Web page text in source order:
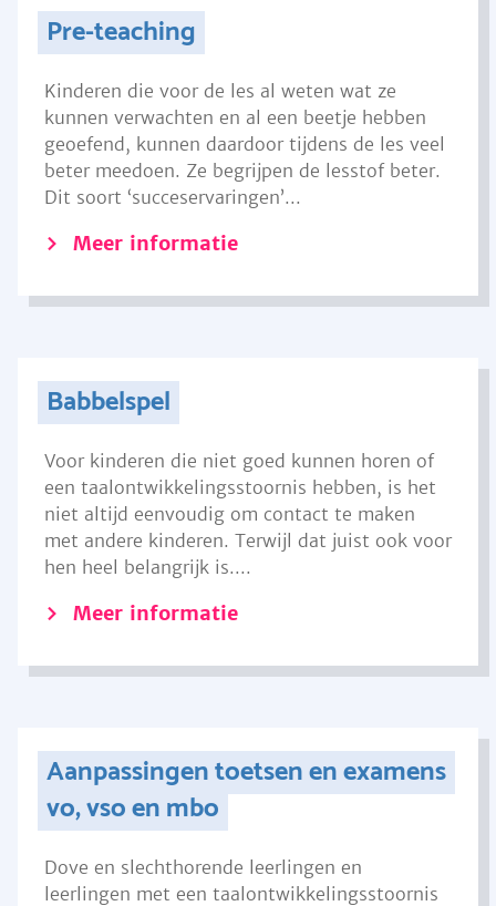
Pre-teaching
Kinderen die voor de les al weten wat ze
kunnen verwachten en al een beetje hebben
geoefend, kunnen daardoor tijdens de les veel
beter meedoen. Ze begrijpen de lesstof beter.
Dit soort ‘succeservaringen’...
Meer informatie
Babbelspel
Voor kinderen die niet goed kunnen horen of
een taalontwikkelingsstoornis hebben, is het
niet altijd eenvoudig om contact te maken
met andere kinderen. Terwijl dat juist ook voor
hen heel belangrijk is....
Meer informatie
Aanpassingen toetsen en examens
vo, vso en mbo
Dove en slechthorende leerlingen en
leerlingen met een taalontwikkelingsstoornis